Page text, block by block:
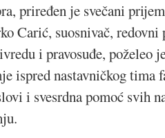
priređen je svečani
Carić, suosnivač, redovni
i pravosuđe, poželeo
ispred nastavničkog tima
i svesrdna pomoć svih